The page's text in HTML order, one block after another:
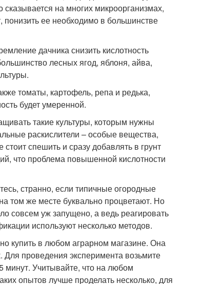
на многих микроорганизмах,
ее необходимо в большинстве
дачника снизить кислотность
лесных ягод, яблоня, айва,
томаты, картофель, репа и редька,
будет умеренной.
такие культуры, которым нужны
раскислители – особые вещества,
спешить и сразу добавлять в грунт
что проблема повышенной кислотности
странно, если типичные огородные
том же месте буквально процветают. Но
совсем уж запущено, а ведь реагировать
используют несколько методов.
купить в любом аграрном магазине. Она
проведения эксперимента возьмите
минут. Учитывайте, что на любом
опытов лучше проделать несколько, для